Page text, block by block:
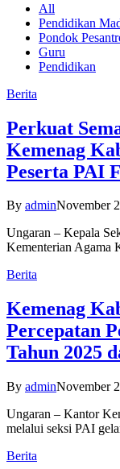
All
Pendidikan
Pondok
Guru
Pendidikan
Berita
Perkuat
Kemenag
Peserta PAI
By adminNovember
Ungaran – Kepala
Kementerian Agama
Berita
Kemenag
Percepatan
Tahun 2025
By adminNovember
Ungaran – Kantor
melalui seksi PAI
Berita